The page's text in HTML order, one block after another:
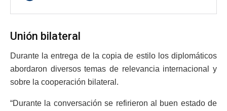
Unión bilateral
Durante la entrega de la copia de estilo los diplomáticos
abordaron diversos temas de relevancia internacional y
sobre la cooperación bilateral.
“Durante la conversación se refirieron al buen estado de